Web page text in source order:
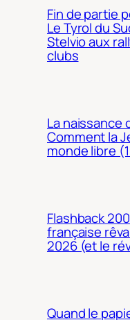
Fin de partie
Le Tyrol du
Stelvio aux
clubs
La naissance
Comment la
monde libre
Flashback
française
2026 (et le
Quand le